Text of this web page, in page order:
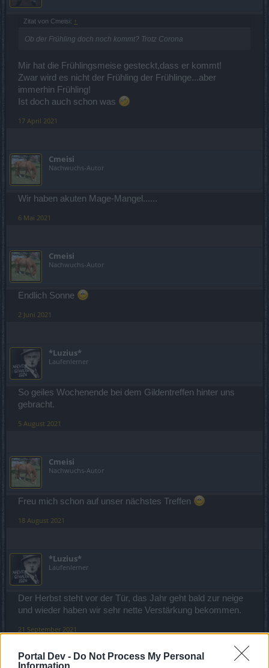
Portal Dev - Do Not Process My Personal
Information
Zitat von Cmeisi: ↑
Ob der Frühling doch noch kommt? Trotz Corona
Mir hat die Frühlingsmeise gesteckt,dass er kommt!
Zwar wird es nicht der Frühling der Frühlinge...aber
immerhin Frühling!
Ist doch auch schon was
17 April 2021
Cmeisi
Nachwuchs-Autor
Wir haben akuten Mage-Mangel......
6 Mai 2021
Cmeisi
Nachwuchs-Autor
Endlich Sonne
2 Juni 2021
*Luzius*
Laufenlerner
So geiles Wochenende bei dem Gildentreffen hinter uns
gebracht.
5 August 2021
Cmeisi
Nachwuchs-Autor
Freu mich schon auf unser nächstes Treffen
18 August 2021
*Luzius*
Laufenlerner
Der Herbst steht vor der Tür, das Jahr geht bald zur neige
und wieder haben wir sehr nette Verstärkung bekommen.
21 September 2021